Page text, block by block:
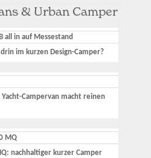
& Urban Camper
im kurzen Design-Camper?
Campervan macht reinen
nachhaltiger kurzer Camper